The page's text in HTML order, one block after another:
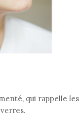
qui rappelle les